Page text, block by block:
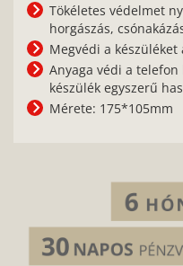
Tökéletes védelmet
horgászás,
Megvédi a készüléket
Anyaga védi a
készülék egyszerű
Mérete: 175*105mm